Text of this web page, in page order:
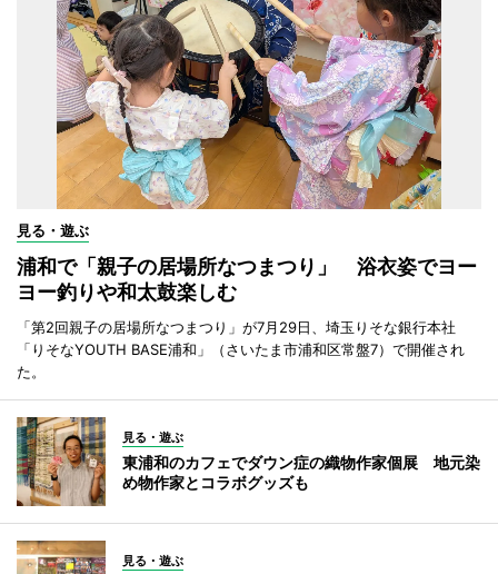
見る・遊ぶ
浦和で「親子の居場所なつまつり」 浴衣姿でヨー
ヨー釣りや和太鼓楽しむ
「第2回親子の居場所なつまつり」が7月29日、埼玉りそな銀行本社
「りそなYOUTH BASE浦和」（さいたま市浦和区常盤7）で開催され
た。
見る・遊ぶ
東浦和のカフェでダウン症の織物作家個展 地元染
め物作家とコラボグッズも
見る・遊ぶ